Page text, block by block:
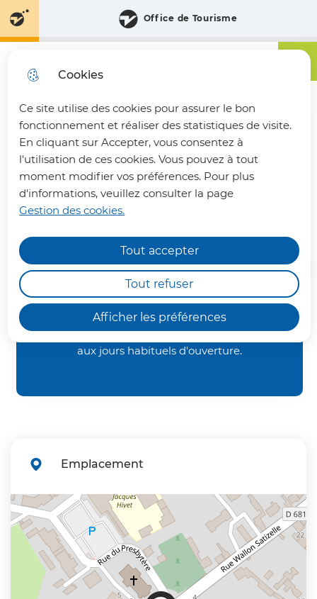
Cookies
Ce site utilise des cookies pour assurer le bon
fonctionnement et réaliser des statistiques de visite.
En cliquant sur Accepter, vous consentez à
l'utilisation de ces cookies. Vous pouvez à tout
moment modifier vos préférences. Pour plus
d'informations, veuillez consulter la page
Gestion des cookies.
Afficher les préférences
Tout accepter
Tout refuser
menu
Aller à la
Aller au
principal
du site
fermer
INFOS PRATIQUES
Les déchèteries intercommunales de Bohain-
en-Vermandois, Joncourt et Vermand,
fonctionneront en horaires aménagés : de
à 13h45, jusqu'au samedi 29 août 2026 inclus,
aux jours habituels d'ouverture.
Office de Tourisme
Communauté de Communes du Pays du Vermandois
Menu principal
HOLNON
Annuaire des communes
Maire
: Monsieur Florent
RISBOURG
Emplacement
+
−